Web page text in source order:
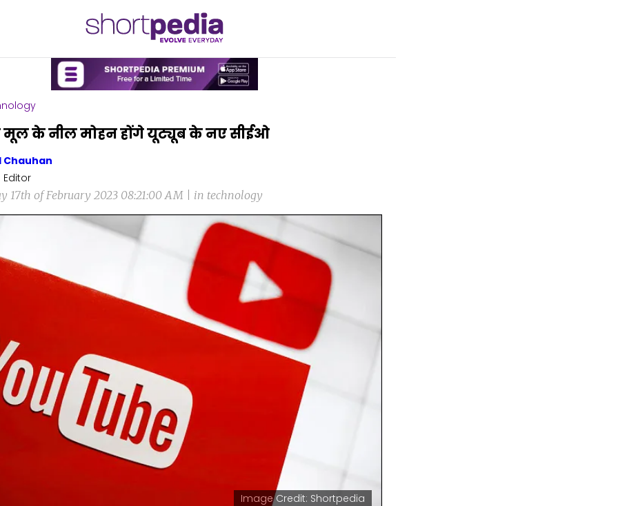
मूल के नील मोहन होंगे यूट्यूब के नए सीईओ
Chauhan
Editor
17th of February 2023 08:21:00 AM | in technology
Image Credit: Shortpedia